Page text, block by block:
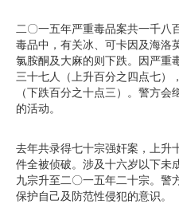
二〇一五年严重毒品案共一千八
毒品中，有关冰、可卡因及海洛
氯胺酮及大麻的则下跌。因严重
三十七人（上升百分之四点七）
（下跌百分之十点三）。警方
的活动。
去年共录得七十宗强奸案，上升
件全被侦破。涉及十六岁以下未
九宗升至二〇一五年二十宗。警
保护自己及防范性侵犯的意识。